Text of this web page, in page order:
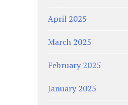
April 2025
March 2025
February 2025
January 2025